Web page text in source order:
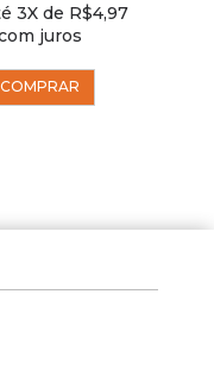
3X de R$4,97
juros
COMPRAR